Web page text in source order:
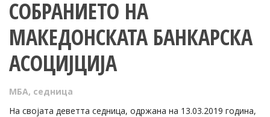
СОБРАНИЕТО НА
МАКЕДОНСКАТА БАНКАРСКА
АСОЦИЈЦИЈА
МБА, седница
На својата деветта седница, одржана на 13.03.2019 година,